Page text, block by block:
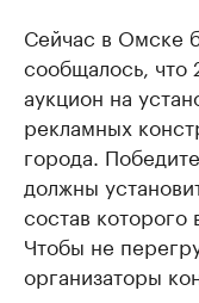
Сейчас в Омске
сообщалось, что
аукцион на
рекламных
города.
должны
состав
Чтобы не
организаторы